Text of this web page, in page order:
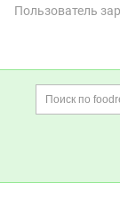
Пользователь